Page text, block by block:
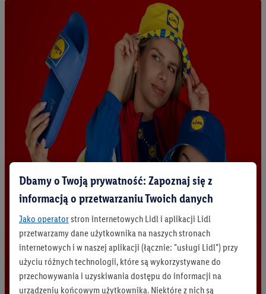
Dbamy o Twoją prywatność: Zapoznaj się z
informacją o przetwarzaniu Twoich danych
Jako operatorstron internetowych Lidl i aplikacji Lidl
przetwarzamy dane użytkownika na naszych stronach
internetowych i w naszej aplikacji (łącznie: "usługi Lidl") przy
użyciu różnych technologii, które są wykorzystywane do
przechowywania i uzyskiwania dostępu do informacji na
urządzeniu końcowym użytkownika. Niektóre z nich są